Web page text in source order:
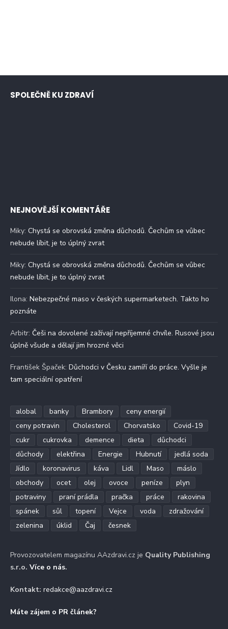
SPOLEČNĚ KU ZDRAVÍ
NEJNOVĚJŠÍ KOMENTÁŘE
Miky: Chystá se obrovská změna důchodů. Čechům se vůbec
nebude líbit, je to úplný zvrat
Miky: Chystá se obrovská změna důchodů. Čechům se vůbec
nebude líbit, je to úplný zvrat
Ilona: Nebezpečné maso v českých supermarketech. Takto ho
poznáte
Arbitr: Češi na dovolené zažívají nepříjemné chvíle. Rusové jsou
úplně všude a dělají jim hrozné věci
František Špaček: Důchodci v Česku zamíří do práce. Vyšle je
tam speciální opatření
alobal banky Brambory
ceny energií
ceny potravin
Cholesterol Chorvatsko
Covid-19
cukr
cukrovka demence dieta
důchodci
důchody
elektřina Energie Hubnutí
jedlá soda
Jídlo
koronavirus káva Lidl Maso
máslo
obchody
ocet olej ovoce peníze
plyn
potraviny
praní prádla pračka práce
rakovina
spánek
sůl topení Vejce voda
zdražování
zelenina
úklid Čaj česnek
Provozovatelem magazínu AAzdravi.cz je Quality Publishing
s.r.o. Více o nás.
Kontakt: redakce@aazdravi.cz
Máte zájem o PR článek?